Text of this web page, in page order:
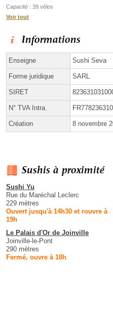
Capacité : 39 vélos
Voir tout
Informations
Enseigne Sushi Seva
Forme juridique SARL
SIRET
N° TVA Intra.
Création 8 novembre
Sushis à proximité
Sushi Yu
Rue du Maréchal Leclerc
229 mètres
Ouvert jusqu'à 14h30 et rouvre à
19h
Le Palais d'Or de Joinville
Joinville-le-Pont
290 mètres
Fermé, ouvre à 18h